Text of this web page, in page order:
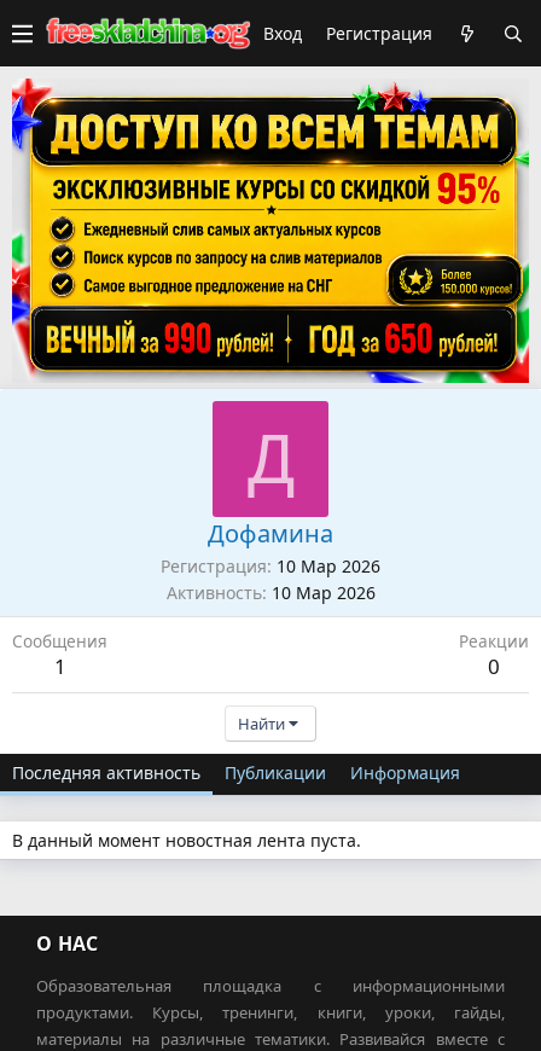
Вход Регистрация
Д
Дофамина
Регистрация 10 Мар 2026
Активность 10 Мар 2026
Сообщения
1
Реакции
0
Найти
Последняя активность Публикации Информация
В данный момент новостная лента пуста.
О НАС
Образовательная площадка с информационными
продуктами. Курсы, тренинги, книги, уроки, гайды,
материалы на различные тематики. Развивайся вместе с